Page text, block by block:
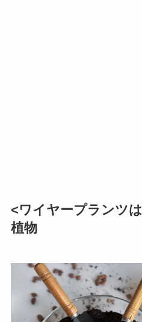
<ワイヤープランツ
植物